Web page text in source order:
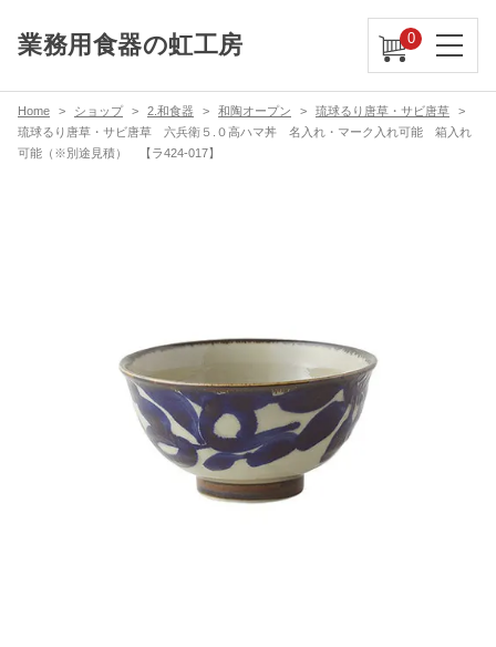
業務用食器の虹工房 0
Home ショップ 2.和食器 和陶オープン
琉球るり唐草・サビ唐草
琉球るり唐草・サビ唐草 六兵衛５.０高ハマ丼 名入れ・マーク入れ可能 箱入れ
可能（※別途見積） 【ラ424-017】